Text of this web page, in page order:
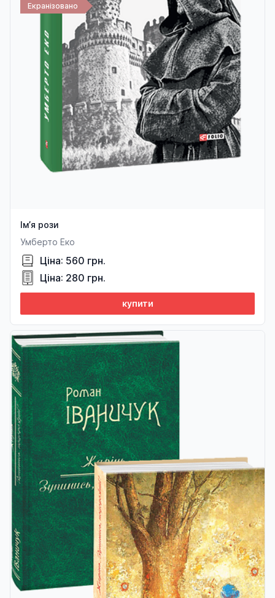
Екранізовано
Ім’я рози
Умберто Еко
Ціна: 560 грн.
Ціна: 280 грн.
купити